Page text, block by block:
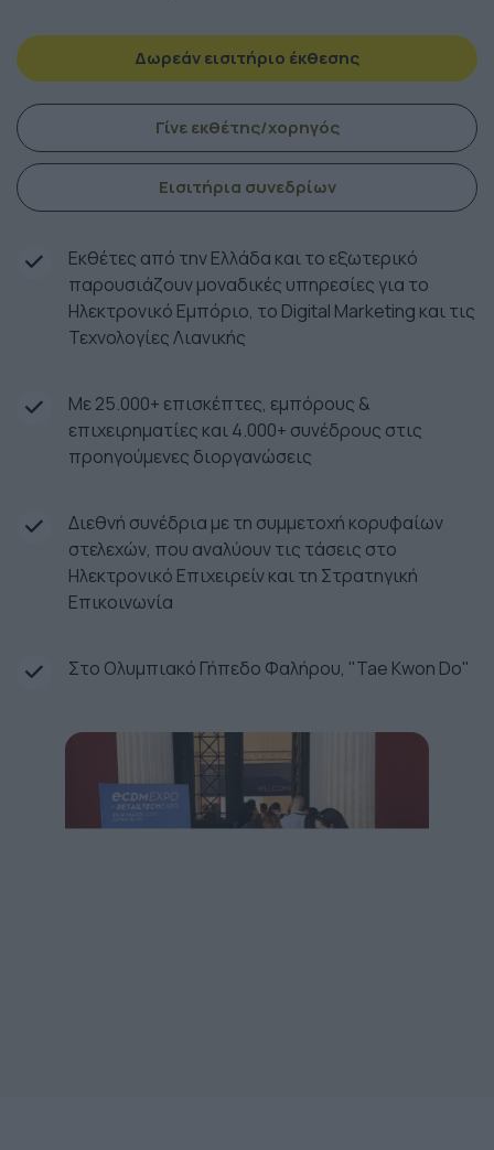
Δωρεάν εισιτήριο έκθεσης
Γίνε εκθέτης/χορηγός
Εισιτήρια συνεδρίων
Εκθέτες από την Ελλάδα και το εξωτερικό
παρουσιάζουν μοναδικές υπηρεσίες για το
Ηλεκτρονικό Εμπόριο, το Digital Marketing και τις
Τεχνολογίες Λιανικής
Με 25.000+ επισκέπτες, εμπόρους &
επιχειρηματίες και 4.000+ συνέδρους στις
προηγούμενες διοργανώσεις
Διεθνή συνέδρια με τη συμμετοχή κορυφαίων
στελεχών, που αναλύουν τις τάσεις στο
Ηλεκτρονικό Επιχειρείν και τη Στρατηγική
Επικοινωνία
Στο Ολυμπιακό Γήπεδο Φαλήρου, "Tae Kwon Do"